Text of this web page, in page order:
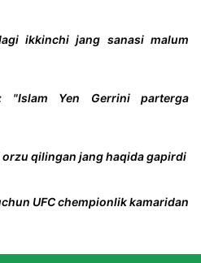
ikkinchi jang sanasi malum
"Islam Yen Gerrini parterga
qilingan jang haqida gapirdi
UFC chempionlik kamaridan